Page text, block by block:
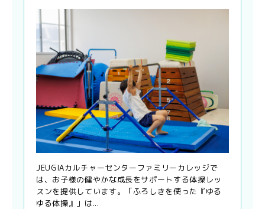
JEUGIAカルチャーセンターファミリーカレッジで
は、お子様の健やかな成長をサポートする体操レッ
スンを提供しています。「ふろしきを使った『ゆる
ゆる体操』」は...